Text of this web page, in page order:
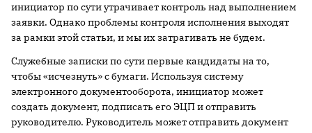
инициатор по сути утрачивает контроль над выполнением
заявки. Однако проблемы контроля исполнения выходят
за рамки этой статьи, и мы их затрагивать не будем.
Служебные записки по сути первые кандидаты на то,
чтобы «исчезнуть» с бумаги. Используя систему
электронного документооборота, инициатор может
создать документ, подписать его ЭЦП и отправить
руководителю. Руководитель может отправить документ